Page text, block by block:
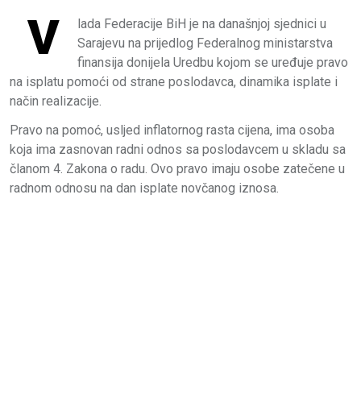
V
lada Federacije BiH je na današnjoj sjednici u
Sarajevu na prijedlog Federalnog ministarstva
finansija donijela Uredbu kojom se uređuje pravo
na isplatu pomoći od strane poslodavca, dinamika isplate i
način realizacije.
Pravo na pomoć, usljed inflatornog rasta cijena, ima osoba
koja ima zasnovan radni odnos sa poslodavcem u skladu sa
članom 4. Zakona o radu. Ovo pravo imaju osobe zatečene u
radnom odnosu na dan isplate novčanog iznosa.